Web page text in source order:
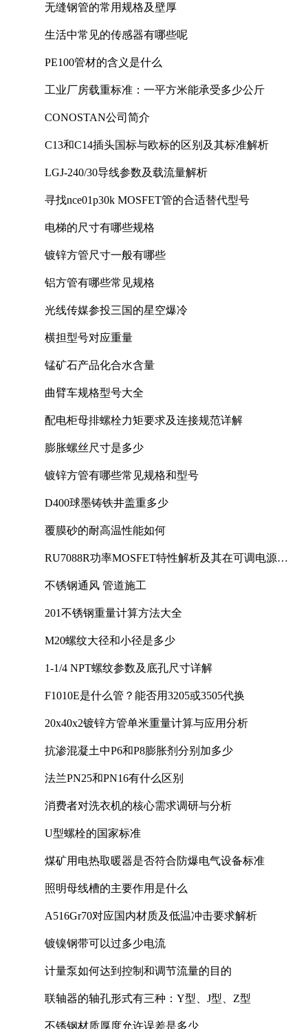
无缝钢管的常用规格及壁厚
生活中常见的传感器有哪些呢
PE100管材的含义是什么
工业厂房载重标准：一平方米能承受多少公斤
CONOSTAN公司简介
C13和C14插头国标与欧标的区别及其标准解析
LGJ-240/30导线参数及载流量解析
寻找nce01p30k MOSFET管的合适替代型号
电梯的尺寸有哪些规格
镀锌方管尺寸一般有哪些
铝方管有哪些常见规格
光线传媒参投三国的星空爆冷
横担型号对应重量
锰矿石产品化合水含量
曲臂车规格型号大全
配电柜母排螺栓力矩要求及连接规范详解
膨胀螺丝尺寸是多少
镀锌方管有哪些常见规格和型号
D400球墨铸铁井盖重多少
覆膜砂的耐高温性能如何
RU7088R功率MOSFET特性解析及其在可调电源设
不锈钢通风 管道施工
201不锈钢重量计算方法大全
M20螺纹大径和小径是多少
1-1/4 NPT螺纹参数及底孔尺寸详解
F1010E是什么管？能否用3205或3505代换
20x40x2镀锌方管单米重量计算与应用分析
抗渗混凝土中P6和P8膨胀剂分别加多少
法兰PN25和PN16有什么区别
消费者对洗衣机的核心需求调研与分析
U型螺栓的国家标准
煤矿用电热取暖器是否符合防爆电气设备标准
照明母线槽的主要作用是什么
A516Gr70对应国内材质及低温冲击要求解析
镀镍钢带可以过多少电流
计量泵如何达到控制和调节流量的目的
联轴器的轴孔形式有三种：Y型、J型、Z型
不锈钢材质厚度允许误差是多少